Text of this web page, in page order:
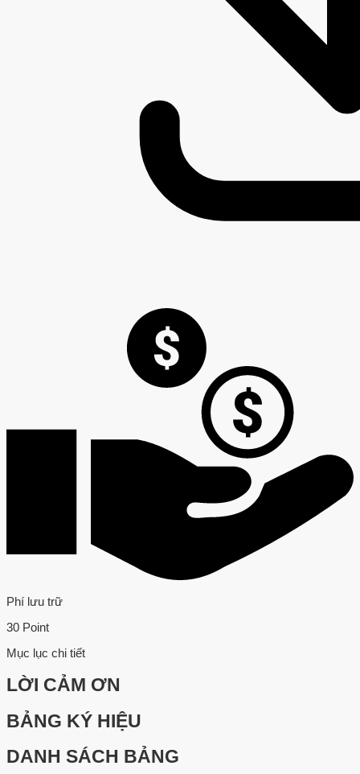
Phí lưu trữ
30 Point
Mục lục chi tiết
LỜI CẢM ƠN
BẢNG KÝ HIỆU
DANH SÁCH BẢNG